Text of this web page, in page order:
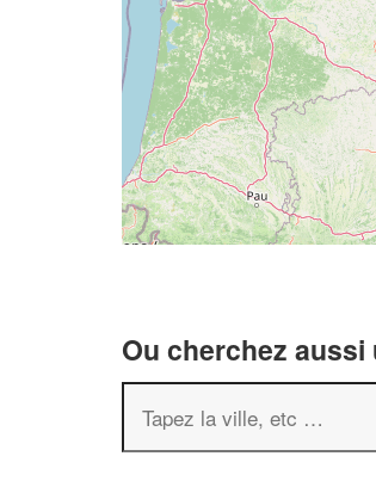
Ou cherchez